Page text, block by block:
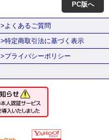
PC版へ
>よくあるご質問
>特定商取引法に基づく表示
>プライバシーポリシー